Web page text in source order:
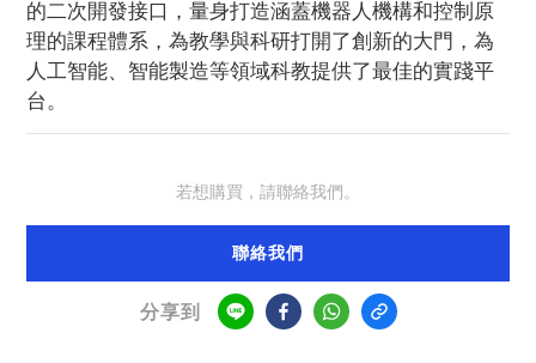
的二次開發接口，量身打造涵蓋機器人機構和控制原
理的課程體系，為教學與科研打開了創新的大門，為
人工智能、智能製造等領域科教提供了最佳的實踐平
台。
若想購買，請聯絡我們。
聯絡我們
分享到